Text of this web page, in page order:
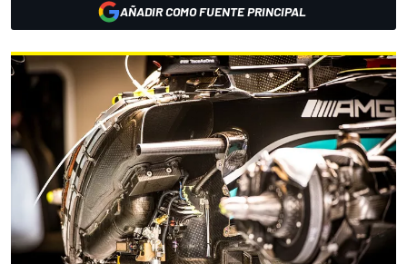
AÑADIR COMO FUENTE PRINCIPAL